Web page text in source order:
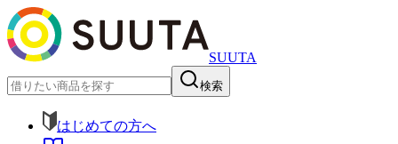
SUUTA
検索
はじめての方へ